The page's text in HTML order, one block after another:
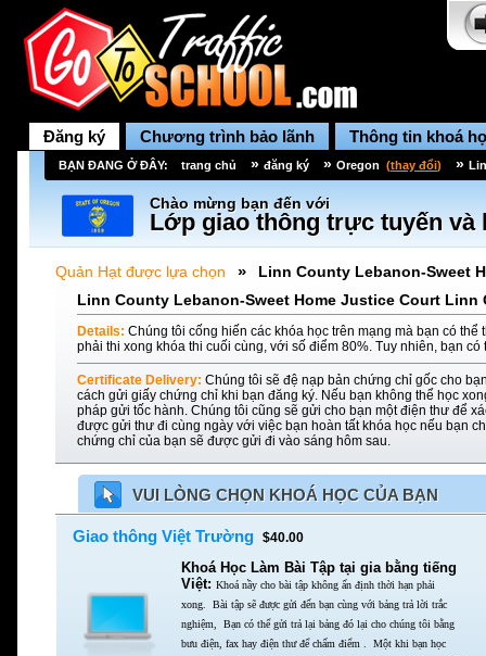
Đăng ký Chương trình bảo lãnh Thông tin khoá
BẠN ĐANG Ở ĐÂY: trang chủ » đăng ký » Oregon (thay đổi) »
Chào mừng bạn đến với
Lớp giao thông trực tuyến và
Quản Hạt được lựa chọn »
Linn County Lebanon-Sweet
Linn County Lebanon-Sweet Home Justice Court
Details: Chúng tôi cống hiến các khóa học trên mạng mà bạn có
phải thi xong khóa thi cuối cùng, với số điểm 80%. Tuy nhiên, bạn
Certificate Delivery: Chúng tôi sẽ đệ nạp bản chứng chỉ gốc cho
cách gửi giấy chứng chỉ khi bạn đăng ký. Nếu bạn không thể học
pháp gửi tốc hành. Chúng tôi cũng sẽ gửi cho bạn một điện thư để
được gửi thư đi cùng ngày với việc bạn hoàn tất khóa học nếu bạn
chứng chỉ của bạn sẽ được gửi đi vào sáng hôm sau.
VUI LÒNG CHỌN KHOÁ HỌC CỦA BẠN
Giao thông Việt Trường $40.00
Khoá Học Làm Bài Tập tại gia bằng tiếng
Việt: Khoá nầy cho bài tập không ấn định thời hạn phải
xong. Bài tập sẽ được gửi đến bạn cùng với bảng trả lời trắc
nghiệm, Bạn có thể gửi trả lại bảng đó lại cho chúng tôi bằng
bưu điện, fax hay điện thư để chấm điểm . Một khi bạn học